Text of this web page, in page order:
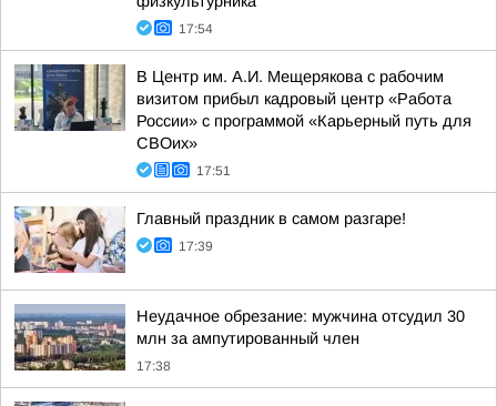
17:54
В Центр им. А.И. Мещерякова с рабочим
визитом прибыл кадровый центр «Работа
России» с программой «Карьерный путь для
СВОих»
17:51
Главный праздник в самом разгаре!
17:39
Неудачное обрезание: мужчина отсудил 30
млн за ампутированный член
17:38